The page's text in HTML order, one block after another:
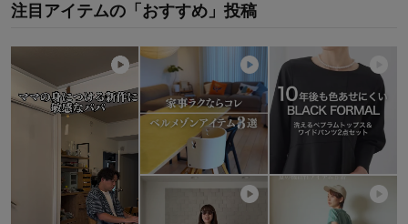
注目アイテムの「おすすめ」投稿